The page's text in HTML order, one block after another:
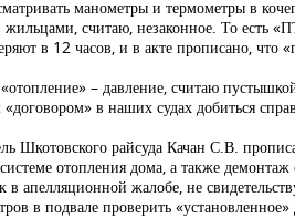
манометры и термометры в
считаю, незаконное. То есть
в 12 часов, и в акте прописано, что
– давление, считаю
в наших судах добиться
Шкотовского райсуда Качан С.В.
отопления дома, а также
апелляционной жалобе, не
в подвале проверить «установленное»